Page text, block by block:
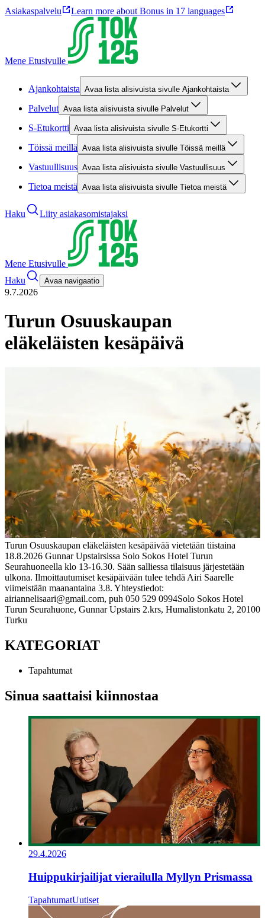
Asiakaspalvelu Learn more about Bonus in 17 languages
Mene Etusivulle
Ajankohtaista Avaa lista alisivuista sivulle Ajankohtaista
Palvelut Avaa lista alisivuista sivulle Palvelut
S-Etukortti Avaa lista alisivuista sivulle S-Etukortti
Töissä meillä Avaa lista alisivuista sivulle Töissä meillä
Vastuullisuus Avaa lista alisivuista sivulle Vastuullisuus
Tietoa meistä Avaa lista alisivuista sivulle Tietoa meistä
Haku Liity asiakasomistajaksi
Mene Etusivulle
Haku
Avaa navigaatio
9.7.2026
Turun Osuuskaupan
eläkeläisten kesäpäivä
Turun Osuuskaupan eläkeläisten kesäpäivää vietetään tiistaina
18.8.2026 Gunnar Upstairsissa Solo Sokos Hotel Turun
Seurahuoneella klo 13-16.30. Sään salliessa tilaisuus järjestetään
ulkona. Ilmoittautumiset kesäpäivään tulee tehdä Airi Saarelle
viimeistään maanantaina 3.8. Yhteystiedot:
airiannelisaari@gmail.com, puh 050 529 0994Solo Sokos Hotel
Turun Seurahuone, Gunnar Upstairs 2.krs, Humalistonkatu 2, 20100
Turku
KATEGORIAT
Tapahtumat
Sinua saattaisi kiinnostaa
29.4.2026
Huippukirjailijat vierailulla Myllyn Prismassa
TapahtumatUutiset